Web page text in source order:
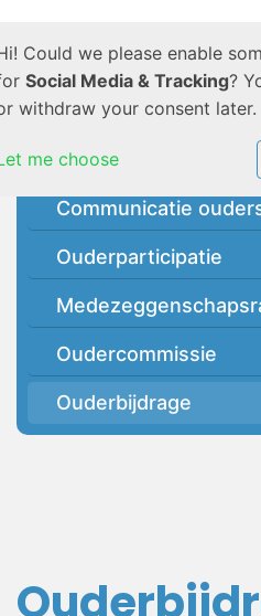
Communicatie
Ouderparticipatie
Oudercommissie
Ouderbijdrage
Could we please enable
Social Media & Tracking?
withdraw your consent later.
me choose